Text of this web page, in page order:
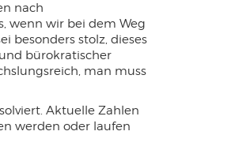
nach
wenn wir bei dem Weg
besonders stolz, dieses
bürokratischer
man muss
Aktuelle Zahlen
werden oder laufen